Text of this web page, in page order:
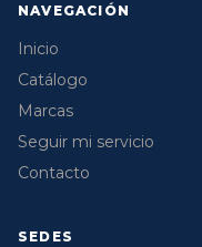
NAVEGACIÓN
Inicio
Catálogo
Marcas
Seguir mi servicio
Contacto
SEDES